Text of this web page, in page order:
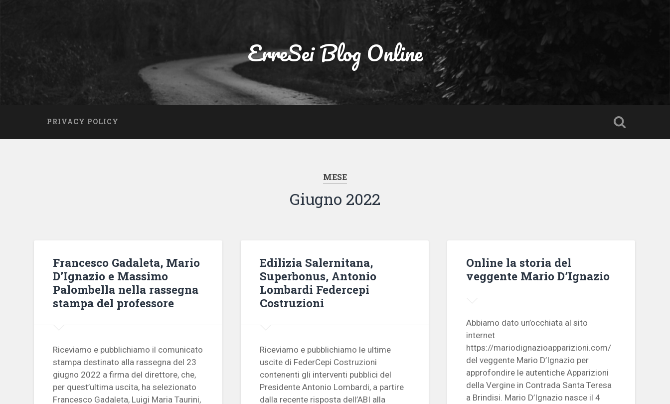
ErreSei Blog Online
PRIVACY POLICY
MESE
Giugno 2022
Francesco Gadaleta, Mario
D’Ignazio e Massimo
Palombella nella rassegna
stampa del professore
Riceviamo e pubblichiamo il comunicato
stampa destinato alla rassegna del 23
giugno 2022 a firma del direttore, che,
per quest’ultima uscita, ha selezionato
Francesco Gadaleta, Luigi Maria Taurini,
Edilizia Salernitana,
Superbonus, Antonio
Lombardi Federcepi
Costruzioni
Riceviamo e pubblichiamo le ultime
uscite di FederCepi Costruzioni
contenenti gli interventi pubblici del
Presidente Antonio Lombardi, a partire
dalla recente risposta dell’ABI alla
Online la storia del
veggente Mario D’Ignazio
Abbiamo dato un’occhiata al sito
internet
https://mariodignazioapparizioni.com/
del veggente Mario D’Ignazio per
approfondire le autentiche Apparizioni
della Vergine in Contrada Santa Teresa
a Brindisi. Mario D’Ignazio nasce il 4